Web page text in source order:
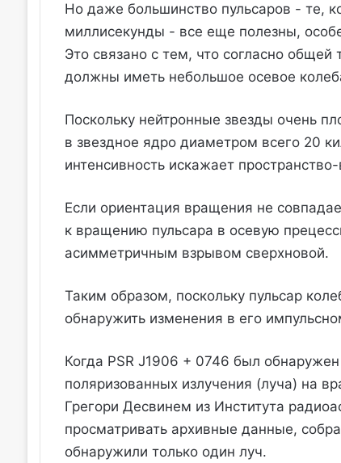
Но даже большинство пульсаров - те,
миллисекунды - все еще полезны,
Это связано с тем, что согласно общей
должны иметь небольшое осевое
Поскольку нейтронные звезды очень
в звездное ядро ​​диаметром всего 20
интенсивность искажает
Если ориентация вращения не
к вращению пульсара в осевую
асимметричным взрывом сверхновой.
Таким образом, поскольку пульсар
обнаружить изменения в его
Когда PSR J1906 + 0746 был
поляризованных излучения (луча) на
Грегори Десвинем из Института
просматривать архивные данные,
обнаружили только один луч.